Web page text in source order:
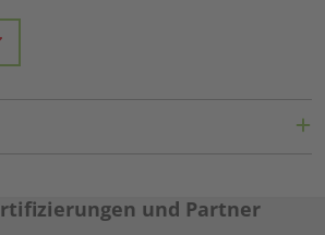
auf Gehrung
Vollholz
und Partner